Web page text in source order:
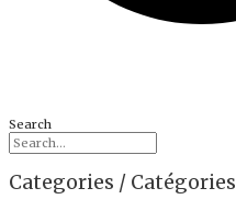
Search
Categories / Catégories